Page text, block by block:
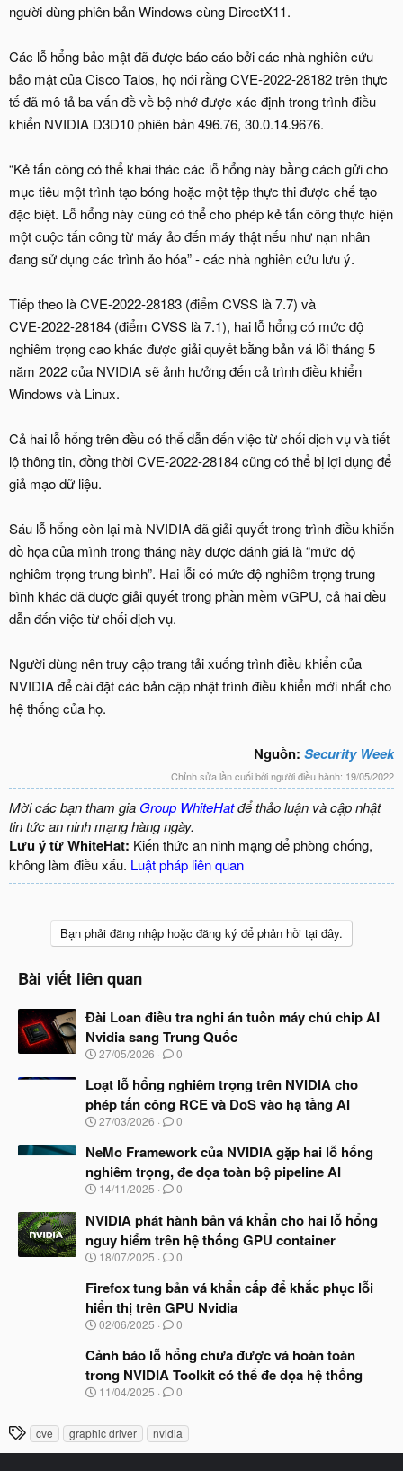
người dùng phiên bản Windows cùng DirectX11.
Các lỗ hổng bảo mật đã được báo cáo bởi các nhà nghiên cứu
bảo mật của Cisco Talos, họ nói rằng CVE-2022‑28182 trên thực
tế đã mô tả ba vấn đề về bộ nhớ được xác định trong trình điều
khiển NVIDIA D3D10 phiên bản 496.76, 30.0.14.9676.
“Kẻ tấn công có thể khai thác các lỗ hổng này bằng cách gửi cho
mục tiêu một trình tạo bóng hoặc một tệp thực thi được chế tạo
đặc biệt. Lỗ hổng này cũng có thể cho phép kẻ tấn công thực hiện
một cuộc tấn công từ máy ảo đến máy thật nếu như nạn nhân
đang sử dụng các trình ảo hóa” - các nhà nghiên cứu lưu ý.
Tiếp theo là CVE‑2022‑28183 (điểm CVSS là 7.7) và
CVE‑2022‑28184 (điểm CVSS là 7.1), hai lỗ hổng có mức độ
nghiêm trọng cao khác được giải quyết bằng bản vá lỗi tháng 5
năm 2022 của NVIDIA sẽ ảnh hưởng đến cả trình điều khiển
Windows và Linux.
Cả hai lỗ hổng trên đều có thể dẫn đến việc từ chối dịch vụ và tiết
lộ thông tin, đồng thời CVE‑2022‑28184 cũng có thể bị lợi dụng để
giả mạo dữ liệu.
Sáu lỗ hổng còn lại mà NVIDIA đã giải quyết trong trình điều khiển
đồ họa của mình trong tháng này được đánh giá là “mức độ
nghiêm trọng trung bình”. Hai lỗi có mức độ nghiêm trọng trung
bình khác đã được giải quyết trong phần mềm vGPU, cả hai đều
dẫn đến việc từ chối dịch vụ.
Người dùng nên truy cập trang tải xuống trình điều khiển của
NVIDIA để cài đặt các bản cập nhật trình điều khiển mới nhất cho
hệ thống của họ.
Nguồn: Security Week
Chỉnh sửa lần cuối bởi người điều hành: 19/05/2022
Mời các bạn tham gia Group WhiteHatđể thảo luận và cập nhật
tin tức an ninh mạng hàng ngày.
Lưu ý từ WhiteHat: Kiến thức an ninh mạng để phòng chống,
không làm điều xấu. Luật pháp liên quan
Bạn phải đăng nhập hoặc đăng ký để phản hồi tại đây.
Bài viết liên quan
Đài Loan điều tra nghi án tuồn máy chủ chip AI
Nvidia sang Trung Quốc
N
à
b
ắ
đ
ầ
u
27/05/2026 0
Loạt lỗ hổng nghiêm trọng trên NVIDIA cho
phép tấn công RCE và DoS vào hạ tầng AI
N
à
b
ắ
đ
ầ
u
27/03/2026 0
NeMo Framework của NVIDIA gặp hai lỗ hổng
nghiêm trọng, đe dọa toàn bộ pipeline AI
N
à
y
b
ắ
đ
ầ
u
14/11/2025 0
NVIDIA phát hành bản vá khẩn cho hai lỗ hổng
nguy hiểm trên hệ thống GPU container
N
à
y
b
ắ
đ
ầ
u
18/07/2025 0
Firefox tung bản vá khẩn cấp để khắc phục lỗi
hiển thị trên GPU Nvidia
N
à
b
ắ
đ
ầ
u
02/06/2025 0
Cảnh báo lỗ hổng chưa được vá hoàn toàn
trong NVIDIA Toolkit có thể đe dọa hệ thống
N
y
11/04/2025 0
T
h
cve graphic driver nvidia